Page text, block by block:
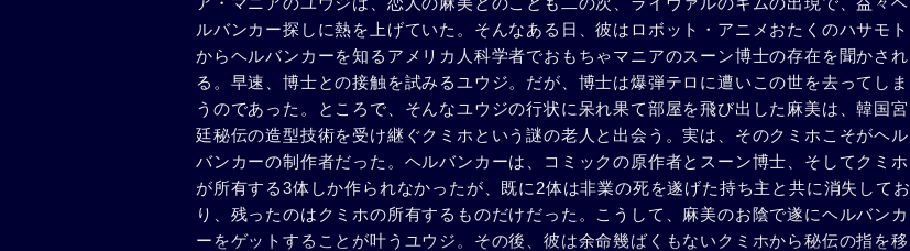
ルバンカー探しに熱を上げていた。そんなある日、彼はロボット・アニメおたくのハサモト
からヘルバンカーを知るアメリカ人科学者でおもちゃマニアのスーン博士の存在を聞かされ
る。早速、博士との接触を試みるユウジ。だが、博士は爆弾テロに遭いこの世を去ってしま
うのであった。ところで、そんなユウジの行状に呆れ果て部屋を飛び出した麻美は、韓国宮
廷秘伝の造型技術を受け継ぐクミホという謎の老人と出会う。実は、そのクミホこそがヘル
バンカーの制作者だった。ヘルバンカーは、コミックの原作者とスーン博士、そしてクミホ
が所有する3体しか作られなかったが、既に2体は非業の死を遂げた持ち主と共に消失してお
り、残ったのはクミホの所有するものだけだった。こうして、麻美のお陰で遂にヘルバンカ
ーをゲットすることが叶うユウジ。その後、彼は余命幾ばくもないクミホから秘伝の指を移